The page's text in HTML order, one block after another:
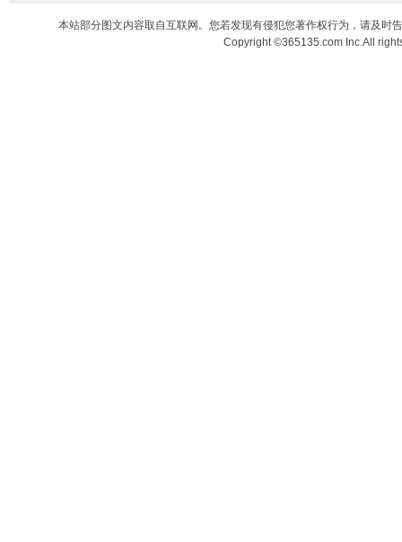
本站部分图文内容取自互联网。您若发现有侵犯您著作权行为，请及时
Copyright ©365135.com Inc.All